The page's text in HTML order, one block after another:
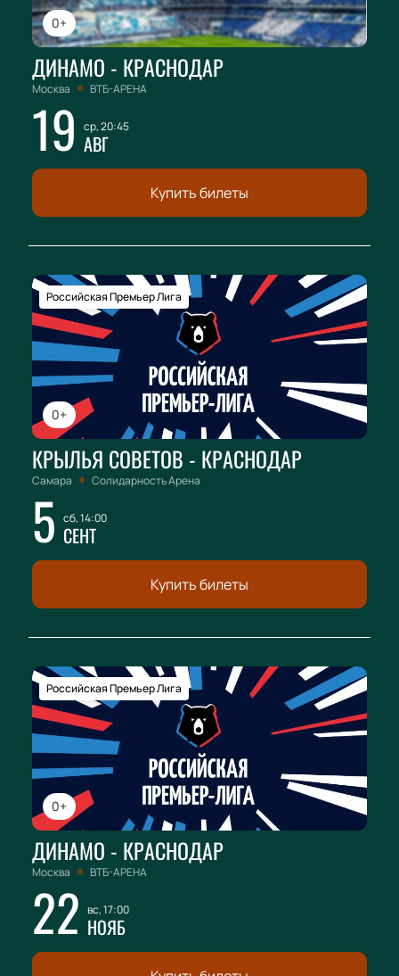
0+
ДИНАМО - КРАСНОДАР
Москва ВТБ-АРЕНА
19 ср, 20:45
АВГ
Купить билеты
0+
Российская Премьер Лига
КРЫЛЬЯ СОВЕТОВ - КРАСНОДАР
Самара Солидарность Арена
5 сб, 14:00
СЕНТ
Купить билеты
0+
Российская Премьер Лига
ДИНАМО - КРАСНОДАР
Москва ВТБ-АРЕНА
22 вс, 17:00
НОЯБ